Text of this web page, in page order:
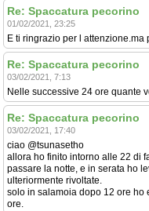
Re: Spaccatura pecorino
01/02/2021, 23:25
E ti ringrazio per l
Re: Spaccatura pecorino
03/02/2021, 7:13
Nelle successive 24 ore quante
Re: Spaccatura pecorino
03/02/2021, 17:40
ciao @tsunasetho
allora ho finito intorno alle 22 di
passare la notte, e in serata ho
ulteriormente rivoltate.
solo in salamoia dopo 12 ore ho
ore.